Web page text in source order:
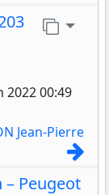
Aller
2022 00:49
Jean-Pierre
Peugeot